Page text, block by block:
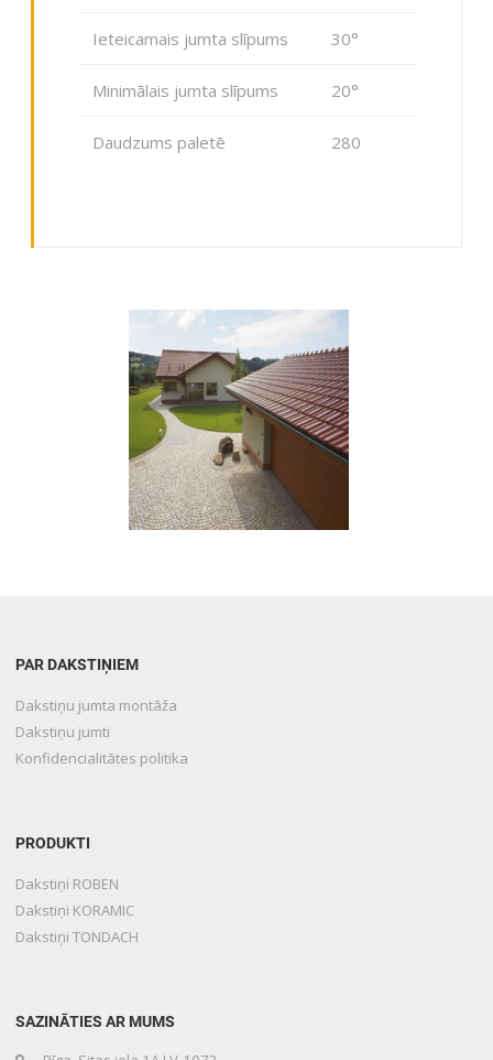
Ieteicamais jumta slīpums 30°
Minimālais jumta slīpums 20°
Daudzums paletē 280
PAR DAKSTIŅIEM
Dakstiņu jumta montāža
Dakstiņu jumti
Konfidencialitātes politika
PRODUKTI
Dakstiņi ROBEN
Dakstiņi KORAMIC
Dakstiņi TONDACH
SAZINĀTIES AR MUMS